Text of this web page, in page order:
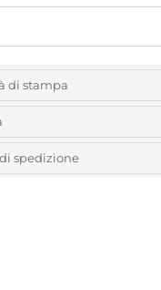
di stampa
e il colore del vostro
spedizione